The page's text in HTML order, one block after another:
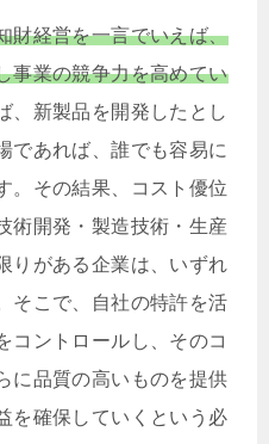
財経営を一言でいえば、
事業の競争力を高めてい
、新製品を開発したとし
であれば、誰でも容易に
。その結果、コスト優位
術開発・製造技術・生産
りがある企業は、いずれ
そこで、自社の特許を活
コントロールし、そのコ
に品質の高いものを提供
を確保していくという必